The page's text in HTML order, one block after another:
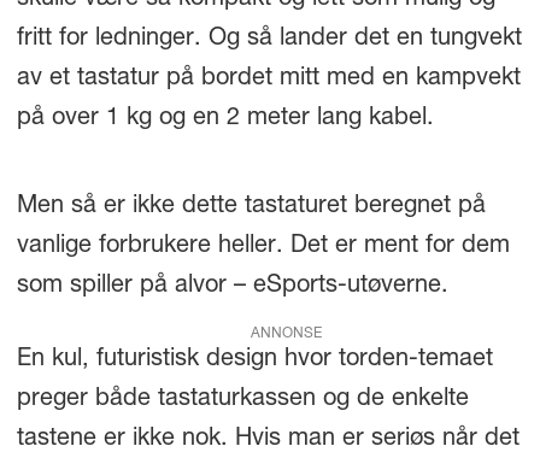
fritt for ledninger. Og så lander det en tungvekt
av et tastatur på bordet mitt med en kampvekt
på over 1 kg og en 2 meter lang kabel.
Men så er ikke dette tastaturet beregnet på
vanlige forbrukere heller. Det er ment for dem
som spiller på alvor – eSports-utøverne.
ANNONSE
En kul, futuristisk design hvor torden-temaet
preger både tastaturkassen og de enkelte
tastene er ikke nok. Hvis man er seriøs når det